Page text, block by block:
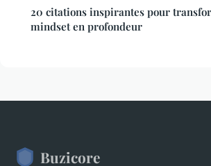
20 citations inspirantes pour
mindset en profondeur
Buzicore